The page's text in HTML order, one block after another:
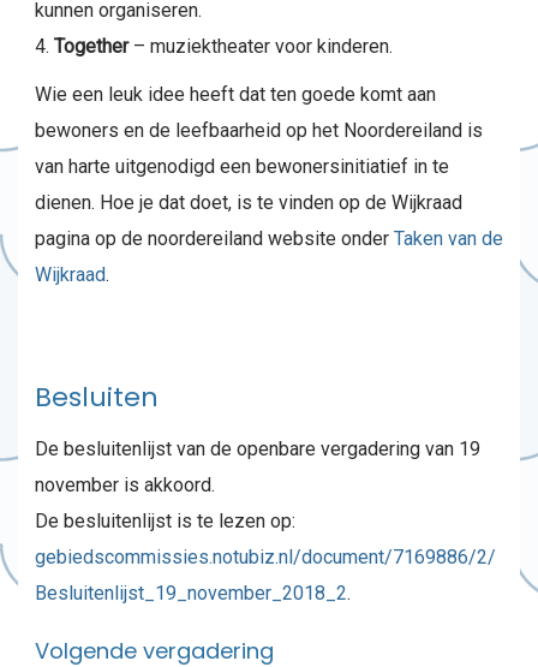
kunnen organiseren.
Together– muziektheater voor kinderen.
Wie een leuk idee heeft dat ten goede komt aan
bewoners en de leefbaarheid op het Noordereiland is
van harte uitgenodigd een bewonersinitiatief in te
dienen. Hoe je dat doet, is te vinden op de Wijkraad
pagina op de noordereiland website onder Taken van de
Wijkraad.
Besluiten
De besluitenlijst van de openbare vergadering van 19
november is akkoord.
De besluitenlijst is te lezen op:
gebiedscommissies.notubiz.nl/document/7169886/2/
Besluitenlijst_19_november_2018_2.
Volgende vergadering